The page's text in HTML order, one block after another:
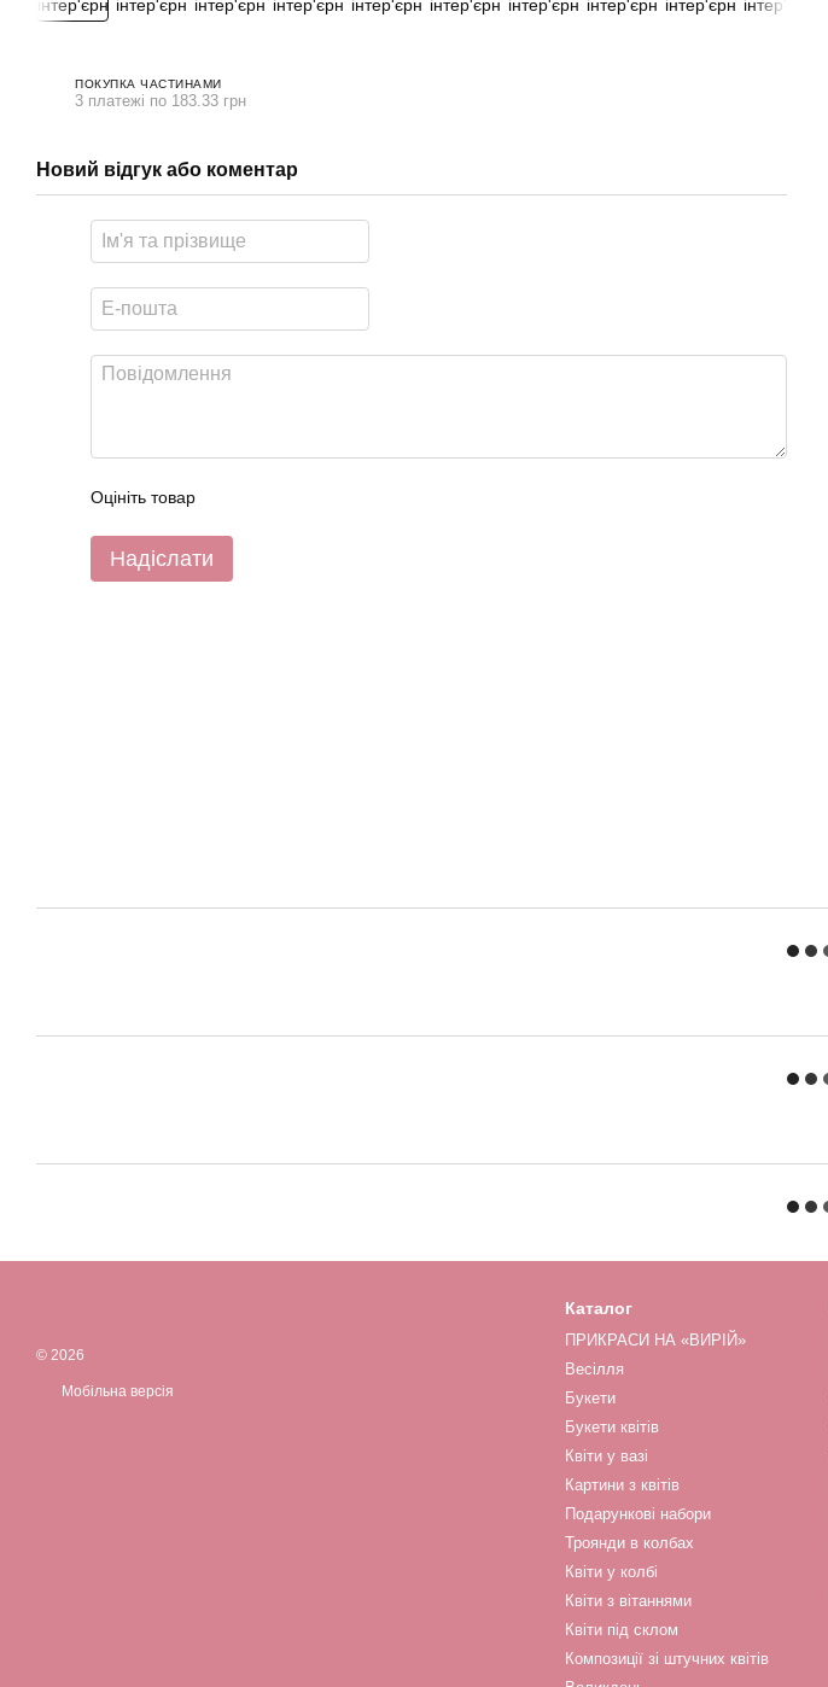
ПОКУПКА ЧАСТИНАМИ
3 платежі по 183.33 грн
Новий відгук або коментар
Оцініть товар
Надіслати
© 2026
Мобільна версія
Каталог
ПРИКРАСИ НА «ВИРІЙ»
Весілля
Букети
Букети квітів
Квіти у вазі
Картини з квітів
Подарункові набори
Троянди в колбах
Квіти у колбі
Квіти з вітаннями
Квіти під склом
Композиції зі штучних квітів